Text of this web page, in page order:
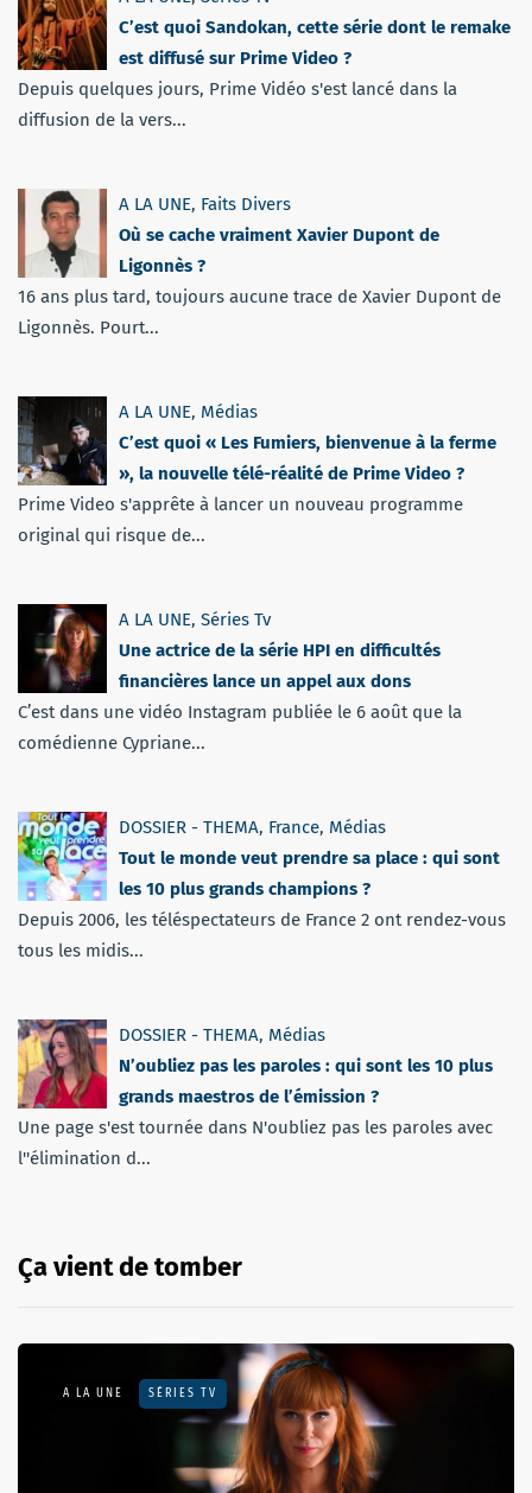
C’est quoi Sandokan, cette série dont le remake
est diffusé sur Prime Video ?
Depuis quelques jours, Prime Vidéo s'est lancé dans la
diffusion de la vers...
A LA UNE, Faits Divers
Où se cache vraiment Xavier Dupont de
Ligonnès ?
16 ans plus tard, toujours aucune trace de Xavier Dupont de
Ligonnès. Pourt...
A LA UNE, Médias
C’est quoi « Les Fumiers, bienvenue à la ferme
», la nouvelle télé-réalité de Prime Video ?
Prime Video s'apprête à lancer un nouveau programme
original qui risque de...
A LA UNE, Séries Tv
Une actrice de la série HPI en difficultés
financières lance un appel aux dons
C’est dans une vidéo Instagram publiée le 6 août que la
comédienne Cypriane...
DOSSIER - THEMA, France, Médias
Tout le monde veut prendre sa place : qui sont
les 10 plus grands champions ?
Depuis 2006, les téléspectateurs de France 2 ont rendez-vous
tous les midis...
DOSSIER - THEMA, Médias
N’oubliez pas les paroles : qui sont les 10 plus
grands maestros de l’émission ?
Une page s'est tournée dans N'oubliez pas les paroles avec
l''élimination d...
Ça vient de tomber
A LA UNE SÉRIES TV